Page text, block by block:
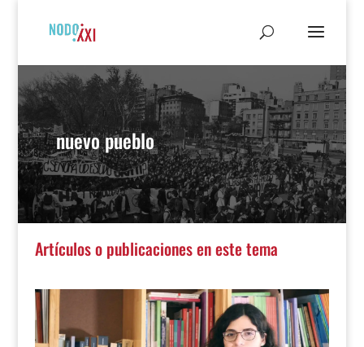
nuevo pueblo
Artículos o publicaciones en este tema